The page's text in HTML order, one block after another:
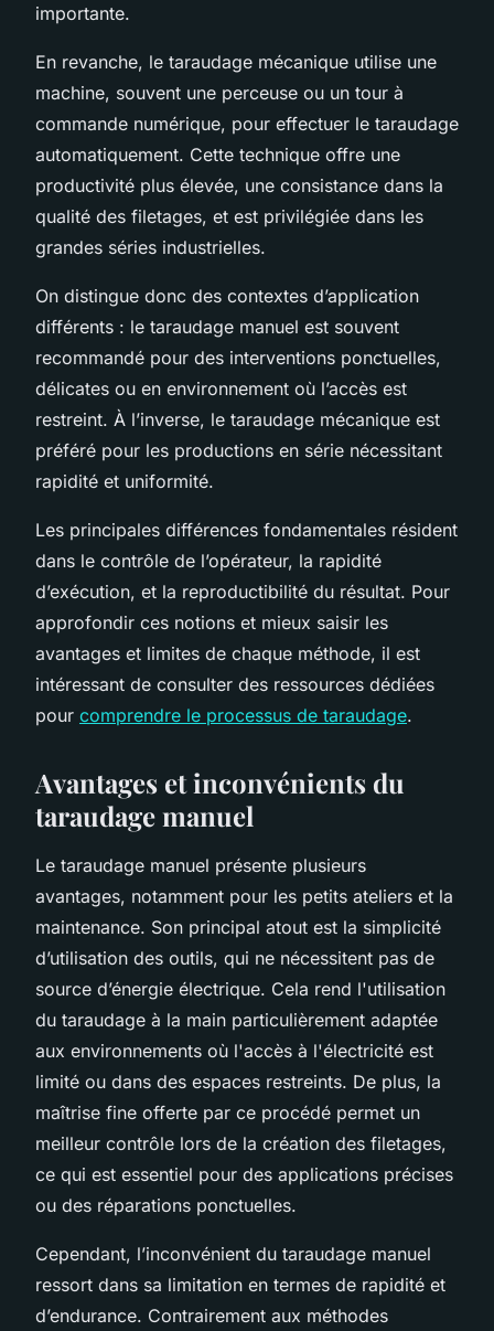
importante.
En revanche, le taraudage mécanique utilise une
machine, souvent une perceuse ou un tour à
commande numérique, pour effectuer le taraudage
automatiquement. Cette technique offre une
productivité plus élevée, une consistance dans la
qualité des filetages, et est privilégiée dans les
grandes séries industrielles.
On distingue donc des contextes d’application
différents : le taraudage manuel est souvent
recommandé pour des interventions ponctuelles,
délicates ou en environnement où l’accès est
restreint. À l’inverse, le taraudage mécanique est
préféré pour les productions en série nécessitant
rapidité et uniformité.
Les principales différences fondamentales résident
dans le contrôle de l’opérateur, la rapidité
d’exécution, et la reproductibilité du résultat. Pour
approfondir ces notions et mieux saisir les
avantages et limites de chaque méthode, il est
intéressant de consulter des ressources dédiées
pour comprendre le processus de taraudage.
Avantages et inconvénients du
taraudage manuel
Le taraudage manuel présente plusieurs
avantages, notamment pour les petits ateliers et la
maintenance. Son principal atout est la simplicité
d’utilisation des outils, qui ne nécessitent pas de
source d’énergie électrique. Cela rend l'utilisation
du taraudage à la main particulièrement adaptée
aux environnements où l'accès à l'électricité est
limité ou dans des espaces restreints. De plus, la
maîtrise fine offerte par ce procédé permet un
meilleur contrôle lors de la création des filetages,
ce qui est essentiel pour des applications précises
ou des réparations ponctuelles.
Cependant, l’inconvénient du taraudage manuel
ressort dans sa limitation en termes de rapidité et
d’endurance. Contrairement aux méthodes